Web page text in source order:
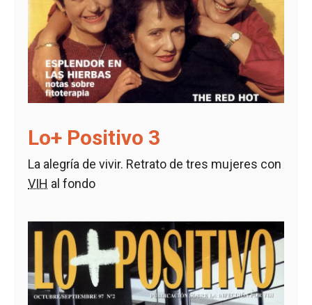
Lo+ Positivo 3
La alegría de vivir. Retrato de tres mujeres con
VIH al fondo